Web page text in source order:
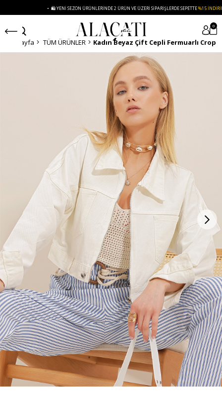
• 🛍️ YENI SEZON ÜRÜNLERINDE 2 ÜRÜN VE ÜZERI SIPARIŞLERDE SEPETTE%15 İNDIRIM
0
Anasayfa TÜM ÜRÜNLER